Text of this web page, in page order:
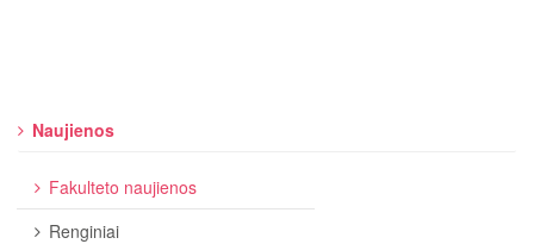
Naujienos
Fakulteto naujienos
Renginiai